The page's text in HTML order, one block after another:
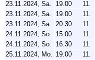
23.11.2024, Sa.
19.00 11.
23.11.2024, Sa.
19.00 11.
23.11.2024, Sa. 20.30 11.
24.11.2024, So.
15.00 11.
24.11.2024, So.
16.30 11.
25.11.2024, Mo. 19.00 11.